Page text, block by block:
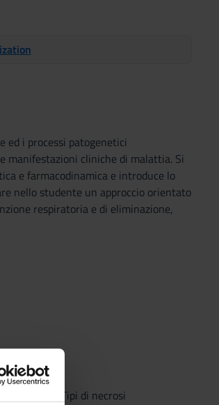
ed i processi patogenetici
manifestazioni cliniche di malattia. Si
e farmacodinamica e introduce lo
nello studente un approccio orientato
respiratoria e di eliminazione,
apoptosi). Tipi di necrosi